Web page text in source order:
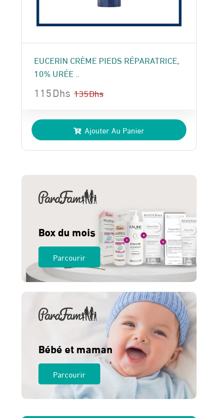
EUCERIN CRÈME PIEDS RÉPARATRICE,
10% URÉE ..
135Dhs
prix
initial
était :
115Dhs
prix
actuel
est :
Ajouter Au Panier
Box du mois
Parcourir
Bébé et maman
Parcourir